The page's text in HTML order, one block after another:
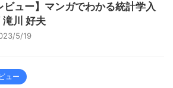
ビュー】マンガでわかる統計学入
滝川 好夫
5/19
ュー